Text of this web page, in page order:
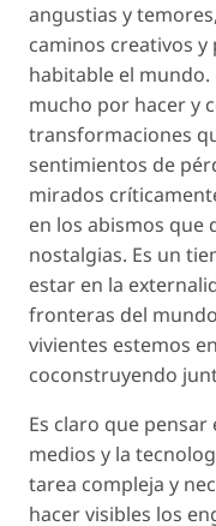
angustias y
caminos creativos
habitable el mundo.
mucho por hacer y
transformaciones
sentimientos de
mirados
en los abismos que
nostalgias. Es un
estar en la
fronteras del
vivientes estemos
coconstruyendo
Es claro que
medios y la
tarea compleja y
hacer visibles los